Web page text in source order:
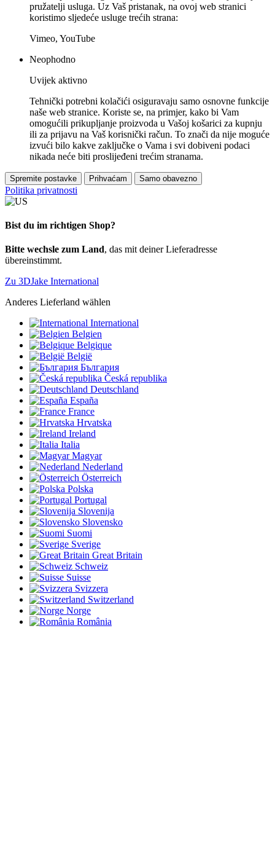
pružatelji usluga. Uz Vaš pristanak, na ovoj web stranici
koristimo sljedeće usluge trećih strana:
Vimeo, YouTube
Neophodno
Uvijek aktivno
Tehnički potrebni kolačići osiguravaju samo osnovne funkcije
naše web stranice. Koriste se, na primjer, kako bi Vam
omogućili prikupljanje proizvoda u Vašoj košarici za kupnju
ili za prijavu na Vaš korisnički račun. To znači da nije moguće
izvući bilo kakve zaključke o Vama i svi dobiveni podaci
nikada neće biti proslijeđeni trećim stranama.
Spremite postavke Prihvaćam Samo obavezno
Politika privatnosti
Bist du im richtigen Shop?
Bitte wechsle zum Land, das mit deiner Lieferadresse
übereinstimmt.
Zu 3DJake International
Anderes Lieferland wählen
International
Belgien
Belgique
België
България
Česká republika
Deutschland
España
France
Hrvatska
Ireland
Italia
Magyar
Nederland
Österreich
Polska
Portugal
Slovenija
Slovensko
Suomi
Sverige
Great Britain
Schweiz
Suisse
Svizzera
Switzerland
Norge
România